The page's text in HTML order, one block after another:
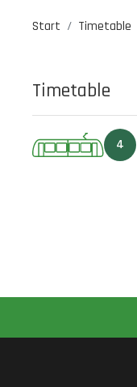
Start Timetable
Timetable
4